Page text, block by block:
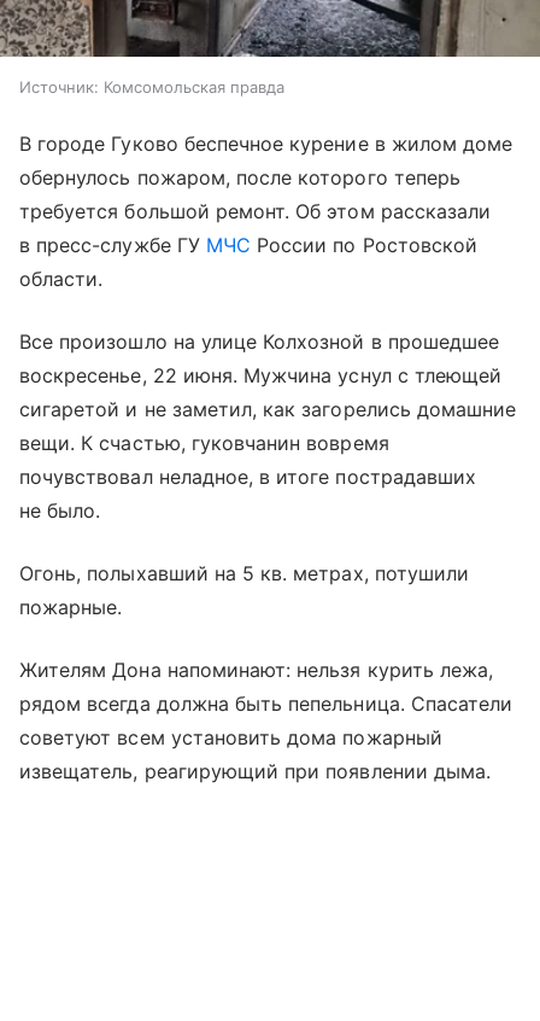
Источник: Комсомольская правда
В городе Гуково беспечное курение в жилом доме
обернулось пожаром, после которого теперь
требуется большой ремонт. Об этом рассказали
в пресс-службе ГУ МЧС России по Ростовской
области.
Все произошло на улице Колхозной в прошедшее
воскресенье, 22 июня. Мужчина уснул с тлеющей
сигаретой и не заметил, как загорелись домашние
вещи. К счастью, гуковчанин вовремя
почувствовал неладное, в итоге пострадавших
не было.
Огонь, полыхавший на 5 кв. метрах, потушили
пожарные.
Жителям Дона напоминают: нельзя курить лежа,
рядом всегда должна быть пепельница. Спасатели
советуют всем установить дома пожарный
извещатель, реагирующий при появлении дыма.